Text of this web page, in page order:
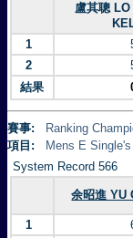
盧其聰
1
2
結果
賽事:
Ranking
項目:
Mens E
System Record 566
余昭進 YU
1